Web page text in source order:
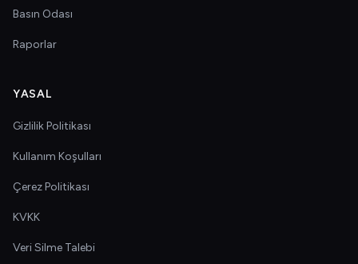
Basın Odası
Raporlar
YASAL
Gizlilik Politikası
Kullanım Koşulları
Çerez Politikası
KVKK
Veri Silme Talebi